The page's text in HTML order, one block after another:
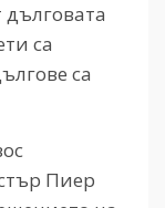
са
са
Пиер